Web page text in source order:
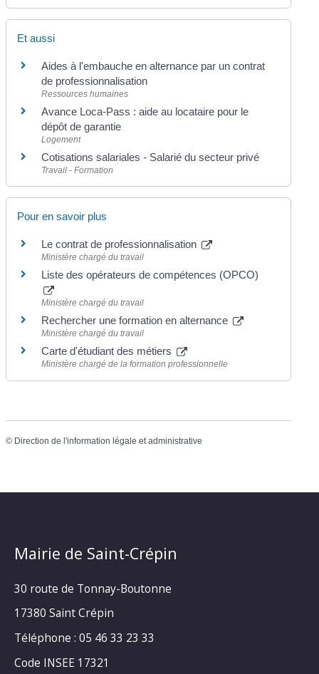
Et aussi
Aides à l'embauche en alternance par un contrat
de professionnalisation
Ressources humaines
Avance Loca-Pass : aide au locataire pour le
dépôt de garantie
Logement
Cotisations salariales - Salarié du secteur privé
Travail - Formation
Pour en savoir plus
Le contrat de professionnalisation
Ministère chargé du travail
Liste des opérateurs de compétences (OPCO)
Ministère chargé du travail
Rechercher une formation en alternance
Ministère chargé du travail
Carte d'étudiant des métiers
Ministère chargé de la formation professionnelle
© Direction de l'information légale et administrative
Mairie de Saint-Crépin
30 route de Tonnay-Boutonne
17380 Saint Crépin
Téléphone : 05 46 33 23 33
Code INSEE 17321